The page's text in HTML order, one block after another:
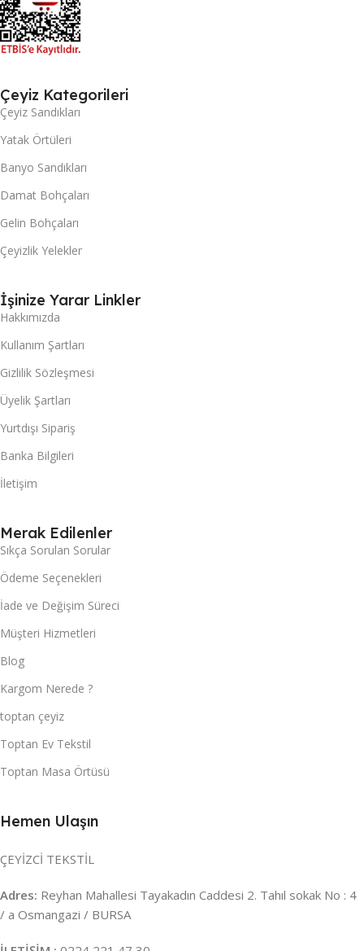
Çeyiz Kategorileri
Çeyiz Sandıkları
Yatak Örtüleri
Banyo Sandıkları
Damat Bohçaları
Gelin Bohçaları
Çeyizlik Yelekler
İşinize Yarar Linkler
Hakkımızda
Kullanım Şartları
Gizlilik Sözleşmesi
Üyelik Şartları
Yurtdışı Sipariş
Banka Bilgileri
İletişim
Merak Edilenler
Sıkça Sorulan Sorular
Ödeme Seçenekleri
İade ve Değişim Süreci
Müşteri Hizmetleri
Blog
Kargom Nerede ?
toptan çeyiz
Toptan Ev Tekstil
Toptan Masa Örtüsü
Hemen Ulaşın
ÇEYİZCİ TEKSTİL
Adres: Reyhan Mahallesi Tayakadın Caddesi 2. Tahıl sokak No : 4
/ a Osmangazi / BURSA